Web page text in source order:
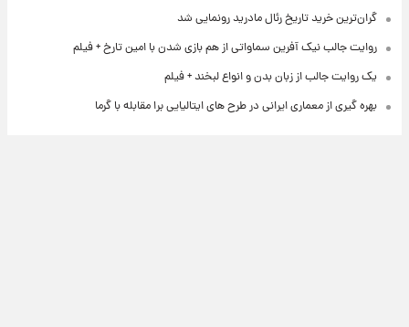
گران‌ترین خرید تاریخ رئال مادرید رونمایی شد
روایت جالب نیک آفرین سماواتی از هم بازی شدن با امین تارخ + فیلم
یک روایت جالب از زبان بدن و انواع لبخند + فیلم
بهره گیری از معماری ایرانی در طرح های ایتالیایی برا مقابله با گرما